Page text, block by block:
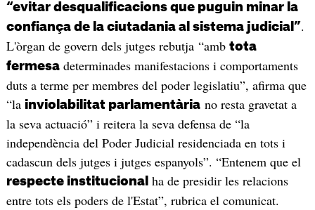
“evitar desqualificacions que puguin minar la
confiança de la ciutadania al sistema judicial”.
L'òrgan de govern dels jutges rebutja “amb tota
fermesadeterminades manifestacions i comportaments
duts a terme per membres del poder legislatiu”, afirma que
“la inviolabilitat parlamentàriano resta gravetat a
la seva actuació” i reitera la seva defensa de “la
independència del Poder Judicial residenciada en tots i
cadascun dels jutges i jutges espanyols”. “Entenem que el
respecte institucional ha de presidir les relacions
entre tots els poders de l'Estat”, rubrica el comunicat.